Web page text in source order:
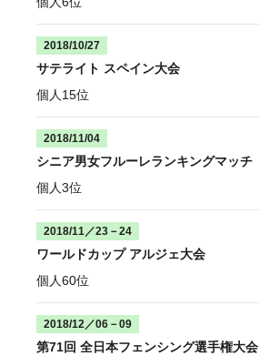
2018/10/27
サテライト スペイン大会
個人15位
2018/11/04
シニア男女フルーレランキングマッチ
個人3位
2018/11／23－24
ワールドカップ アルジェ大会
個人60位
2018/12／06－09
第71回 全日本フェンシング選手権大会